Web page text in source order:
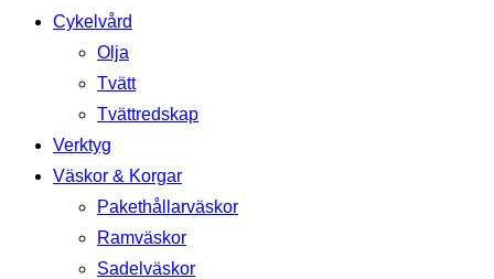
Cykelvård
Olja
Tvätt
Tvättredskap
Verktyg
Väskor & Korgar
Pakethållarväskor
Ramväskor
Sadelväskor